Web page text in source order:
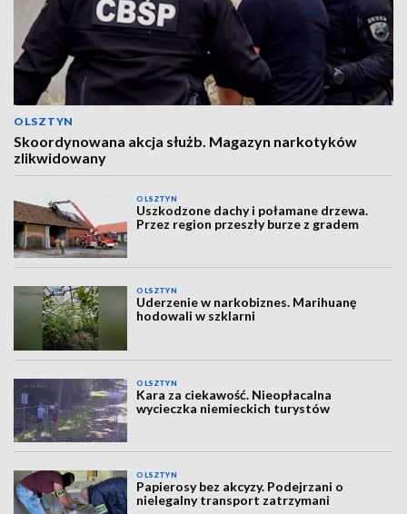
OLSZTYN
Skoordynowana akcja służb. Magazyn narkotyków
zlikwidowany
OLSZTYN
Uszkodzone dachy i połamane drzewa.
Przez region przeszły burze z gradem
OLSZTYN
Uderzenie w narkobiznes. Marihuanę
hodowali w szklarni
OLSZTYN
Kara za ciekawość. Nieopłacalna
wycieczka niemieckich turystów
OLSZTYN
Papierosy bez akcyzy. Podejrzani o
nielegalny transport zatrzymani